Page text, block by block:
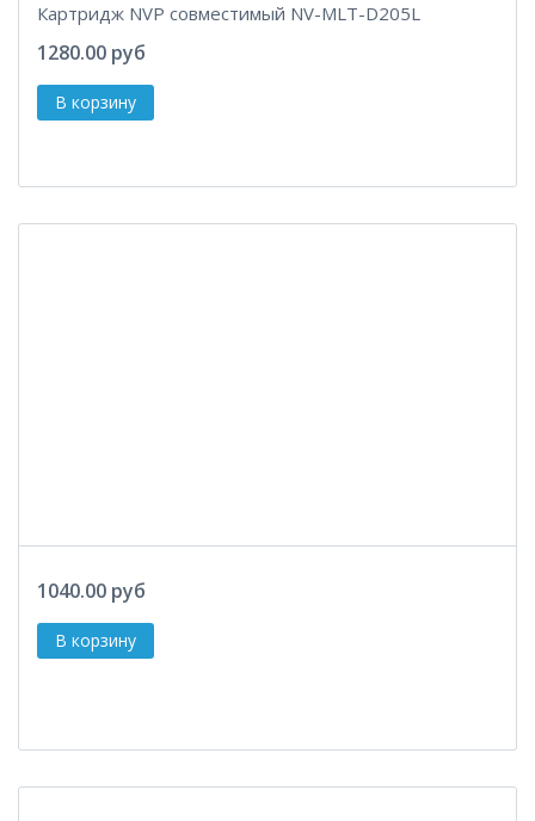
Картридж NVP совместимый NV-MLT-D205L
1280.00 руб
1040.00 руб